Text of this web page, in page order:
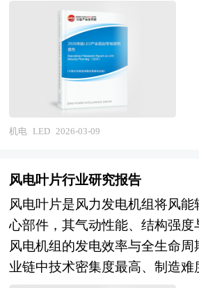
订阅制商业模式兴起，工业机器
联网、云计算及先进制造的协同
销售向全生命周期服务与行业解
研究咨询报告由中研普华咨询公
量周密的市场调研基础上，主要
局、国家商务部、国家发改委、
心、国务院发展研究中心、国家
究网、全国及海外相关报刊杂志
业机器人行业研究单位等公布和
报告对我国工业机器人行业的供
状、子行业发展变化等进行了
内外工业机器人行业的发展现状
板、高阶任意层HDI领域，台资
通、景硕等）和日韩企业仍占据
势，内资企业（鹏鼎、东山精密
追赶中取得阶段性突破；在技术
业在二阶、三阶HDI量产能力成
任意层HDI量产，但在高阶产品
性、精细线路良率控制方面仍需
（高端树脂、薄铜箔、微孔填料
足；在下游应用方面，智能手
场但增速放缓，5G通信基站和
HDI需求，汽车智能化（域控制
为增长最快的应用领域，AI服务
新与产业协同，推动LED产业由
示、智能系统与绿色低碳方向转
全、自主、高效的现代产业体系
碳”目标与新型工业化战略的深
业规划已不再局限于单一技术或
纳入国家战略性新兴产业布局，
一般包括产业发展现状、产业特
导和产业发展政策等。随着中国
化，经济全球化和区域化对产业
强，产业间的竞争层次和深度也
此，科学预测产业发展趋势和空
机电 LED 2026-03-09
风电叶片行业研究报告
风电叶片是风力发电机组将风
心部件，其气动性能、结构强度
风电机组的发电效率与全生命
业链中技术密集度最高、制造难